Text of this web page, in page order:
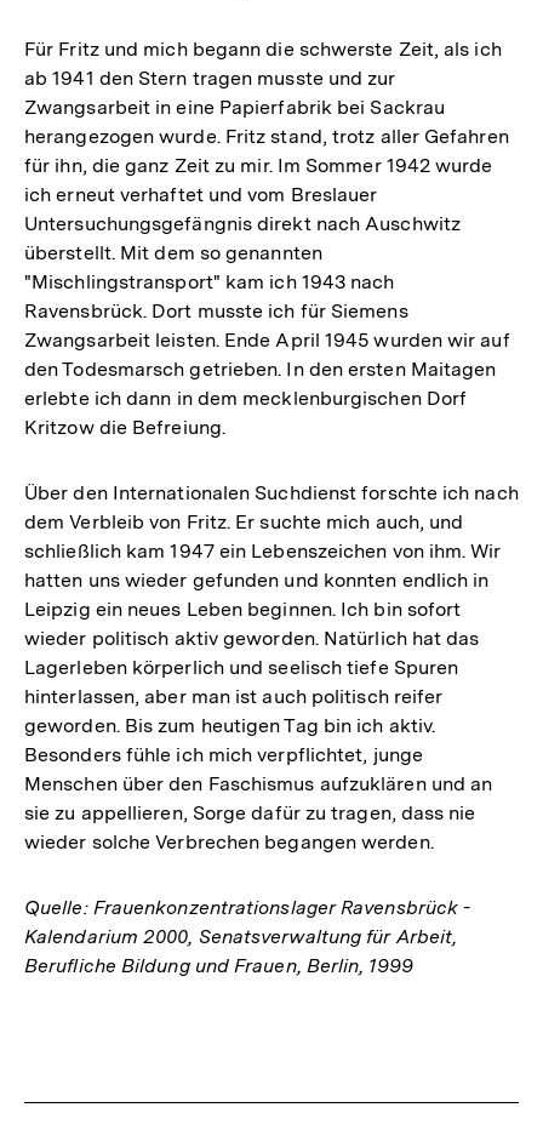
Für Fritz und mich begann die schwerste Zeit, als ich
ab 1941 den Stern tragen musste und zur
Zwangsarbeit in eine Papierfabrik bei Sackrau
herangezogen wurde. Fritz stand, trotz aller Gefahren
für ihn, die ganz Zeit zu mir. Im Sommer 1942 wurde
ich erneut verhaftet und vom Breslauer
Untersuchungsgefängnis direkt nach Auschwitz
überstellt. Mit dem so genannten
"Mischlingstransport" kam ich 1943 nach
Ravensbrück. Dort musste ich für Siemens
Zwangsarbeit leisten. Ende April 1945 wurden wir auf
den Todesmarsch getrieben. In den ersten Maitagen
erlebte ich dann in dem mecklenburgischen Dorf
Kritzow die Befreiung.
Über den Internationalen Suchdienst forschte ich nach
dem Verbleib von Fritz. Er suchte mich auch, und
schließlich kam 1947 ein Lebenszeichen von ihm. Wir
hatten uns wieder gefunden und konnten endlich in
Leipzig ein neues Leben beginnen. Ich bin sofort
wieder politisch aktiv geworden. Natürlich hat das
Lagerleben körperlich und seelisch tiefe Spuren
hinterlassen, aber man ist auch politisch reifer
geworden. Bis zum heutigen Tag bin ich aktiv.
Besonders fühle ich mich verpflichtet, junge
Menschen über den Faschismus aufzuklären und an
sie zu appellieren, Sorge dafür zu tragen, dass nie
wieder solche Verbrechen begangen werden.
Quelle: Frauenkonzentrationslager Ravensbrück -
Kalendarium 2000, Senatsverwaltung für Arbeit,
Berufliche Bildung und Frauen, Berlin, 1999